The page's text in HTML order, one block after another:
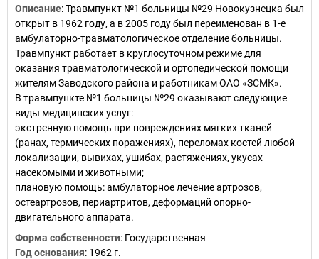
Описание:Травмпункт №1 больницы №29 Новокузнецка был
открыт в 1962 году, а в 2005 году был переименован в 1-е
амбулаторно-травматологическое отделение больницы.
Травмпункт работает в круглосуточном режиме для
оказания травматологической и ортопедической помощи
жителям Заводского района и работникам ОАО «ЗСМК».
В травмпункте №1 больницы №29 оказывают следующие
виды медицинских услуг:
экстренную помощь при повреждениях мягких тканей
(ранах, термических поражениях), переломах костей любой
локализации, вывихах, ушибах, растяжениях, укусах
насекомыми и животными;
плановую помощь: амбулаторное лечение артрозов,
остеартрозов, периартритов, деформаций опорно-
двигательного аппарата.
Форма собственности: Государственная
Год основания: 1962 г.